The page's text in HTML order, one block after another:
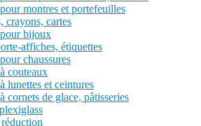
montres et portefeuilles
crayons, cartes
bijoux
affiches, étiquettes
chaussures
couteaux
lunettes et ceintures
cornets de glace, pâtisseries